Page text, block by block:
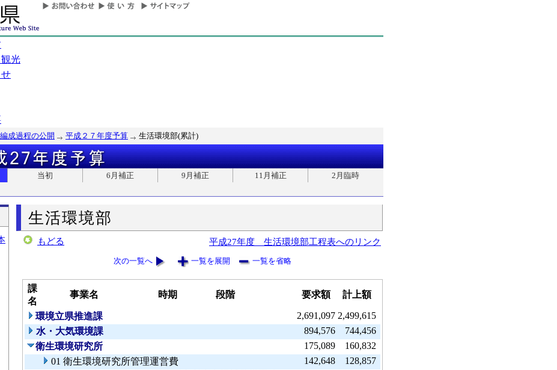
光
成過程の公開 平成２７年度予算 生活環境部(累計)
当初 6月補正 9月補正 11月補正
2月臨時
生活環境部
もどる 平成27年度 生活環境部工程表へのリンク
次の一覧へ 一覧を展開 一覧を省略
課
名
事業名 時期 段階 要求額 計上額
環境立県推進課 2,691,097 2,499,615
水・大気環境課
894,576
744,456
衛生環境研究所
175,089
160,832
01 衛生環境研究所管理運営費
142,648
128,857